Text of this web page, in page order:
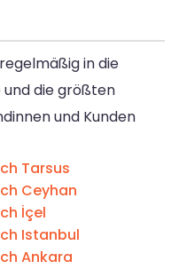
in die
und die größten
und Kunden
Tarsus
Ceyhan
İçel
Istanbul
Ankara